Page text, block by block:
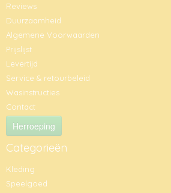
Reviews
Duurzaamheid
Algemene Voorwaarden
Prijslijst
Levertijd
Service & retourbeleid
Wasinstructies
Contact
Herroeping
Categorieën
Kleding
Speelgoed